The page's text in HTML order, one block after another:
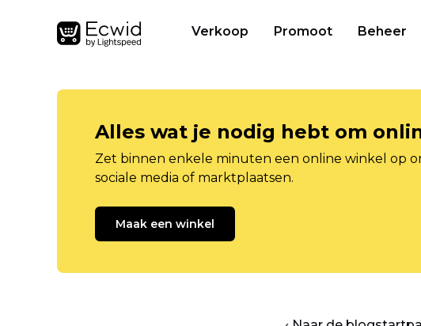
Verkoop Promoot Beheer
Alles wat je nodig hebt om
Zet binnen enkele minuten een online winkel op
sociale media of marktplaatsen.
Maak een winkel